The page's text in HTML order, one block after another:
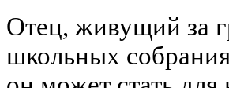
Отец, живущий за
школьных